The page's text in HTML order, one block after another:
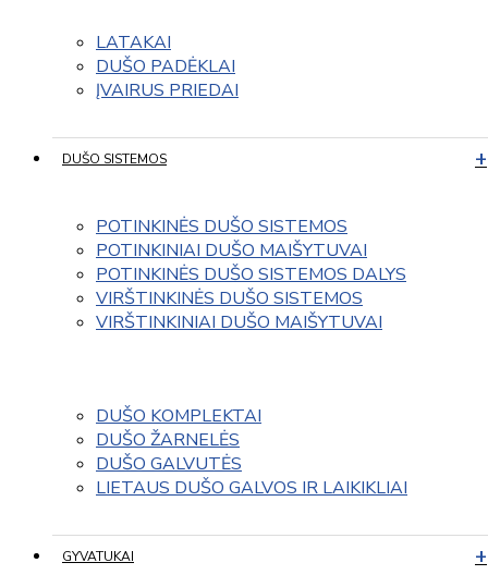
LATAKAI
DUŠO PADĖKLAI
ĮVAIRUS PRIEDAI
DUŠO SISTEMOS
POTINKINĖS DUŠO SISTEMOS
POTINKINIAI DUŠO MAIŠYTUVAI
POTINKINĖS DUŠO SISTEMOS DALYS
VIRŠTINKINĖS DUŠO SISTEMOS
VIRŠTINKINIAI DUŠO MAIŠYTUVAI
DUŠO KOMPLEKTAI
DUŠO ŽARNELĖS
DUŠO GALVUTĖS
LIETAUS DUŠO GALVOS IR LAIKIKLIAI
GYVATUKAI